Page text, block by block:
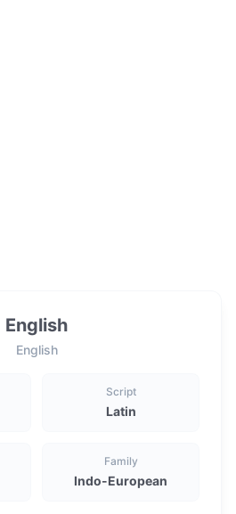
English
English
Script
Latin
Family
Indo-European